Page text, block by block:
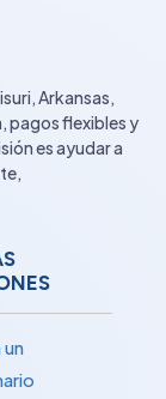
Arkansas,
pagos flexibles y
es ayudar a